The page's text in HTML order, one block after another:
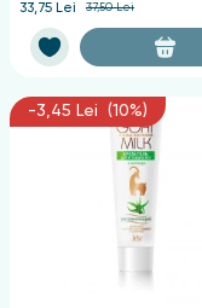
33,75 Lei 37,50 Lei
-3,45 Lei (10%)